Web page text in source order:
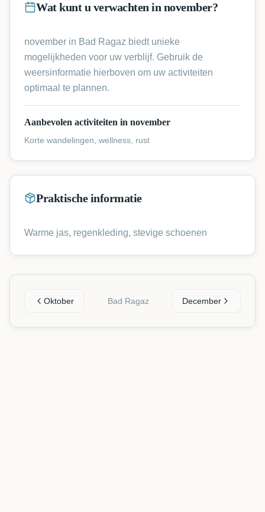
Wat kunt u verwachten in november?
november in Bad Ragaz biedt unieke
mogelijkheden voor uw verblijf. Gebruik de
weersinformatie hierboven om uw activiteiten
optimaal te plannen.
Aanbevolen activiteiten in november
Korte wandelingen, wellness, rust
Praktische informatie
Warme jas, regenkleding, stevige schoenen
Oktober Bad Ragaz December